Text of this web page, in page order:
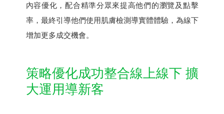
內容優化，配合精準分眾來提高他們的瀏覽及點擊
率，最終引導他們使用肌膚檢測導實體體驗，為線下
增加更多成交機會。
策略優化成功整合線上線下 擴
大運用導新客